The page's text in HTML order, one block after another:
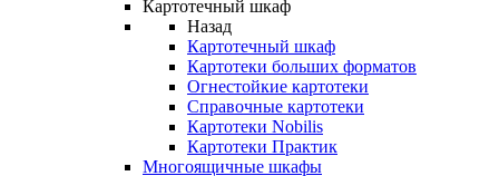
Картотечный шкаф
Назад
Картотечный шкаф
Картотеки больших форматов
Огнестойкие картотеки
Справочные картотеки
Картотеки Nobilis
Картотеки Практик
Многоящичные шкафы